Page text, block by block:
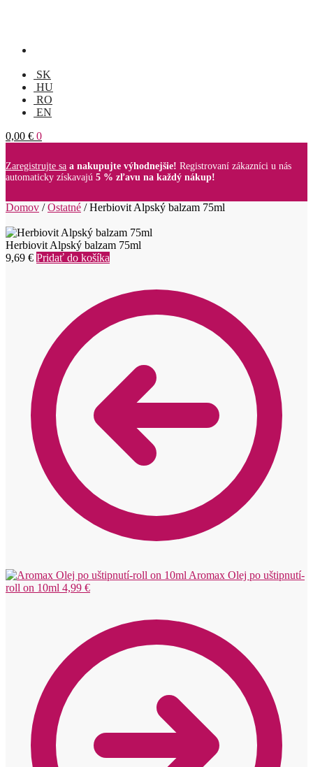
SK
HU
RO
EN
0,00 € 0
Zaregistrujte sa a nakupujte výhodnejšie! Registrovaní zákazníci u nás
automaticky získavajú 5 % zľavu na každý nákup!
Domov /Ostatné /Herbiovit Alpský balzam 75ml
Herbiovit Alpský balzam 75ml
9,69 € Pridať do košíka
Aromax Olej po uštipnutí-
roll on 10ml 4,99 €